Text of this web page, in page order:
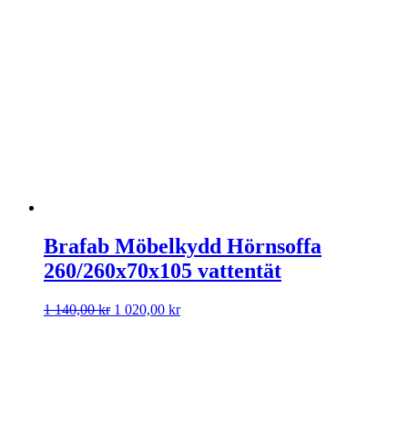
Brafab Möbelkydd Hörnsoffa
260/260x70x105 vattentät
1 140,00kr Det
1 020,00 krDet